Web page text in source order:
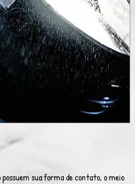
sua forma de contato, o meio